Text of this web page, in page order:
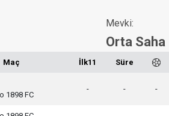
Mevki:
Orta Saha
Maç İlk11 Süre
1898 FC
- - -